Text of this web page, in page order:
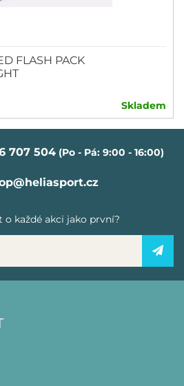
FLASH PACK
Skladem
707 504 (Po - Pá: 9:00 - 16:00)
o každé akci jako první?